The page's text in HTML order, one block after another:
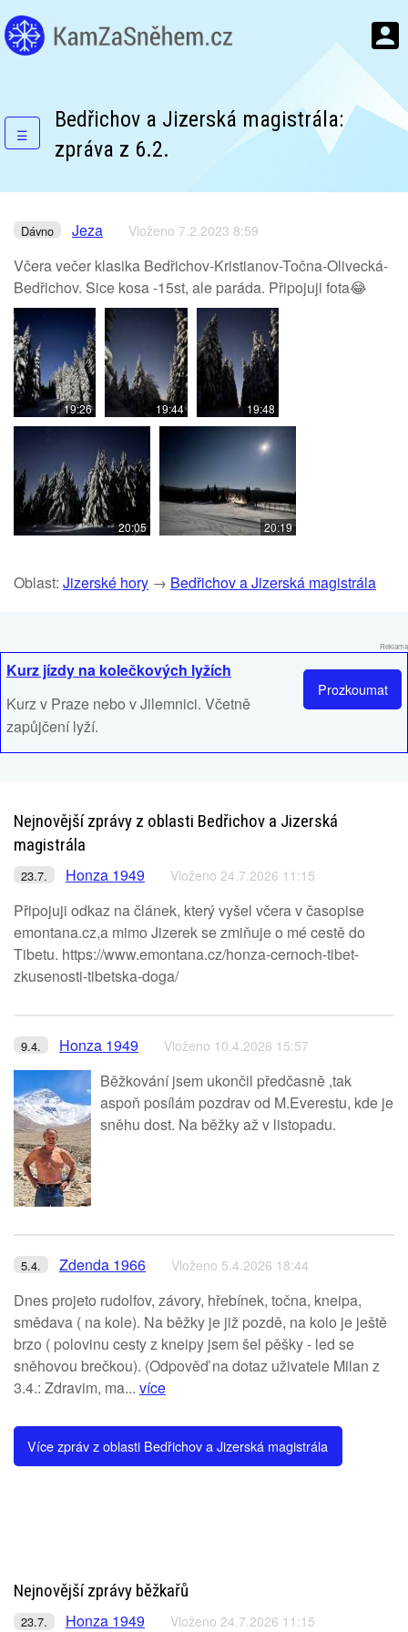
☰
Bedřichov a Jizerská magistrála:
zpráva z 6.2.
Dávno Jeza Vloženo 7.2.2023 8:59
Včera večer klasika Bedřichov-Kristianov-Točna-Olivecká-
Bedřichov. Sice kosa -15st, ale paráda. Připojuji fota😂
19:26 19:44 19:48
20:05 20:19
Oblast: Jizerské hory → Bedřichov a Jizerská magistrála
Reklama
Prozkoumat
Kurz jízdy na kolečkových lyžích
Kurz v Praze nebo v Jilemnici. Včetně
zapůjčení lyží.
Nejnovější zprávy z oblasti Bedřichov a Jizerská
magistrála
23.7. Honza 1949 Vloženo 24.7.2026 11:15
Připojuji odkaz na článek, který vyšel včera v časopise
emontana.cz,a mimo Jizerek se zmiňuje o mé cestě do
Tibetu. https://www.emontana.cz/honza-cernoch-tibet-
zkusenosti-tibetska-doga/
9.4. Honza 1949 Vloženo 10.4.2026 15:57
Běžkování jsem ukončil předčasně ,tak
aspoň posílám pozdrav od M.Everestu, kde je
sněhu dost. Na běžky až v listopadu.
5.4. Zdenda 1966 Vloženo 5.4.2026 18:44
Dnes projeto rudolfov, závory, hřebínek, točna, kneipa,
smědava ( na kole). Na běžky je již pozdě, na kolo je ještě
brzo ( polovinu cesty z kneipy jsem šel pěšky - led se
sněhovou brečkou). (Odpověď na dotaz uživatele Milan z
3.4.: Zdravim, ma... více
Více zpráv z oblasti Bedřichov a Jizerská magistrála
Nejnovější zprávy běžkařů
23.7. Honza 1949 Vloženo 24.7.2026 11:15